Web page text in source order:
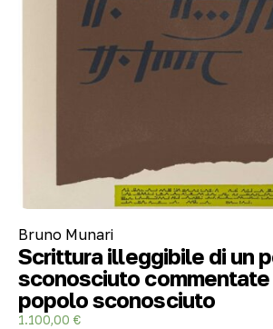
Bruno Munari
Scrittura illeggibile di un
sconosciuto commentate
popolo sconosciuto
1.100,00 €